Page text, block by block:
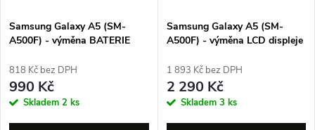
p
r
o
s
p
r
Samsung Galaxy A5 (SM-
A500F) - výměna BATERIE
818 Kč bez DPH
990 Kč
Skladem 2 ks
Samsung Galaxy A5 (SM-
A500F) - výměna LCD displeje
1 893 Kč bez DPH
2 290 Kč
Skladem 3 ks